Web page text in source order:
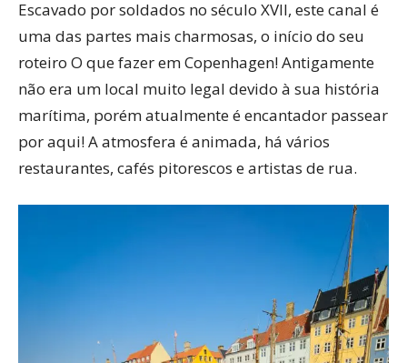
Escavado por soldados no século XVII, este canal é
uma das partes mais charmosas, o início do seu
roteiro O que fazer em Copenhagen! Antigamente
não era um local muito legal devido à sua história
marítima, porém atualmente é encantador passear
por aqui! A atmosfera é animada, há vários
restaurantes, cafés pitorescos e artistas de rua.